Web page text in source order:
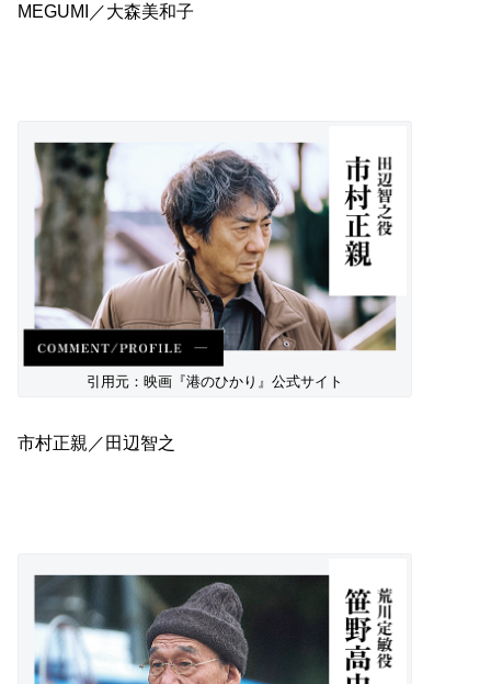
MEGUMI／大森美和子
引用元：映画『港のひかり』公式サイト
市村正親／田辺智之